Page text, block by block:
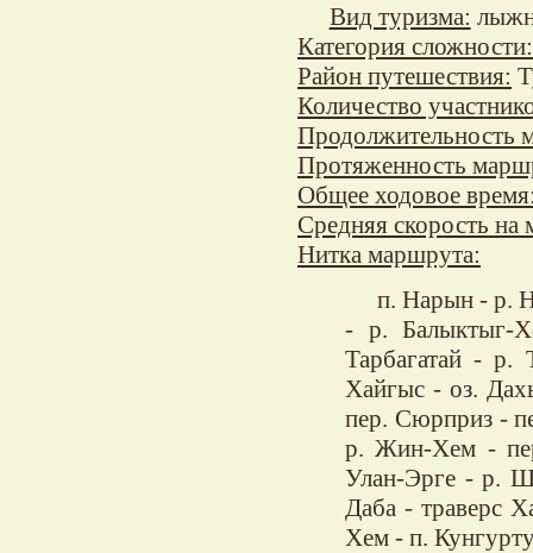
Вид туризма:
Категория сложности:
Район путешествия:
Количество
Продолжительность
Протяженность
Общее ходовое
Средняя скорость на
Нитка маршрута:
п. Нарын - р.
- р. Балыктыг-
Тарбагатай -
Хайгыс - оз.
пер. Сюрприз -
р. Жин-Хем -
Улан-Эрге - р.
Даба - траверс
Хем - п.